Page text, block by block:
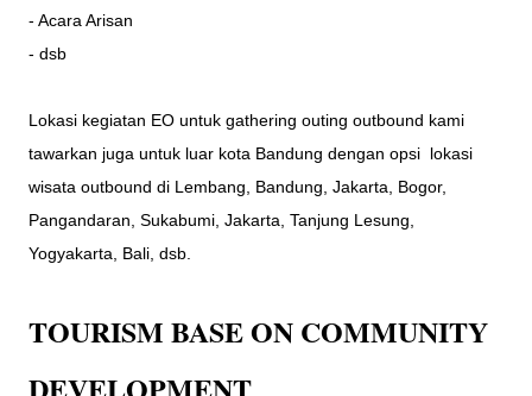
- Acara Arisan
- dsb
Lokasi kegiatan EO untuk gathering outing outbound kami
tawarkan juga untuk luar kota Bandung dengan opsi lokasi
wisata outbound di Lembang, Bandung, Jakarta, Bogor,
Pangandaran, Sukabumi, Jakarta, Tanjung Lesung,
Yogyakarta, Bali, dsb.
TOURISM BASE ON COMMUNITY